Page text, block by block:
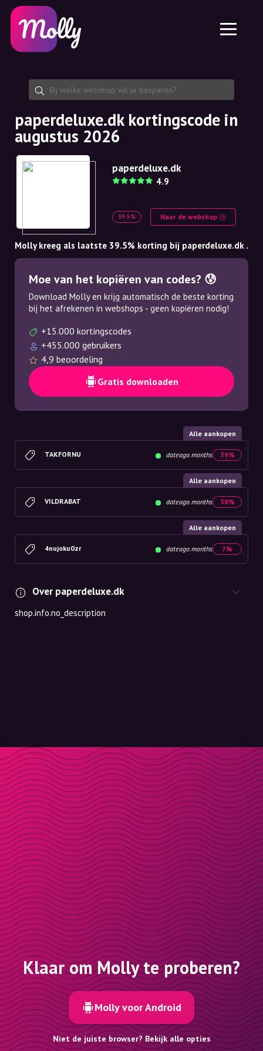
Huidverzorging
Haarverzorging
Kortingscode delen
Functies
Jobs
Over ons
Samenwerking
Platform
Molly voor iPhone en iPad
Molly voor Android
NL
EN
NO
DE
paperdeluxe.dk kortingscode in
augustus 2026
paperdeluxe.dk
4.9
39.5% Naar de webshop
Molly kreeg als laatste 39.5% korting bij paperdeluxe.dk .
Moe van het kopiëren van codes? 😰
Download Molly en krijg automatisch de beste korting
bij het afrekenen in webshops - geen kopiëren nodig!
+15.000 kortingscodes
+455.000 gebruikers
4,9 beoordeling
Gratis downloaden
Alle aankopen
TAKFORNU dateago.months 39%
Alle aankopen
VILDRABAT dateago.months 38%
Alle aankopen
4nujoku0zr dateago.months 7%
Over paperdeluxe.dk
shop.info.no_description
Klaar om Molly te proberen?
Molly voor Android
Niet de juiste browser? Bekijk alle opties